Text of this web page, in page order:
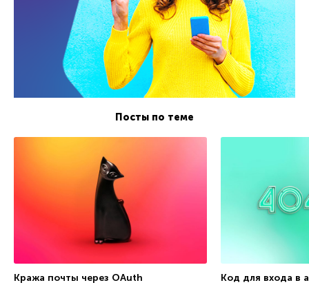
Посты по теме
Кража почты через OAuth
Код для входа в